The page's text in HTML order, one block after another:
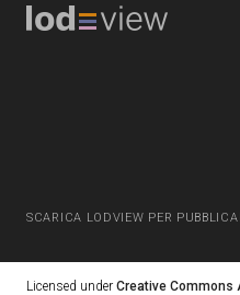
SCARICA LODVIEW PER
Licensed under Creative Commons